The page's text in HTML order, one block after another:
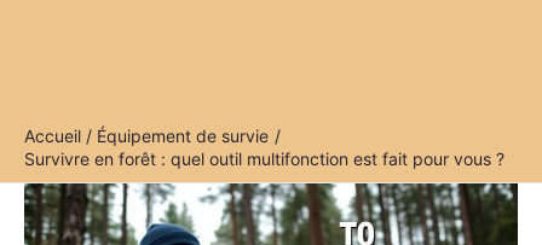
Accueil
Équipement de survie
Survivre en forêt : quel outil multifonction est fait pour vous ?